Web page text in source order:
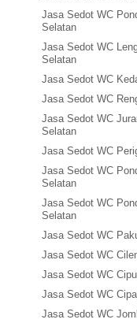
Jasa Sedot WC
Selatan
Jasa Sedot WC
Selatan
Jasa Sedot WC
Jasa Sedot WC
Jasa Sedot WC
Selatan
Jasa Sedot WC
Jasa Sedot WC
Selatan
Jasa Sedot WC
Selatan
Jasa Sedot WC
Jasa Sedot WC
Jasa Sedot WC
Jasa Sedot WC
Jasa Sedot WC